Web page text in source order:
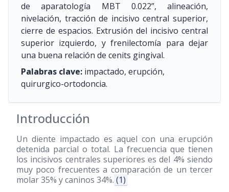
de aparatología MBT 0.022”, alineación,
nivelación, tracción de incisivo central superior,
cierre de espacios. Extrusión del incisivo central
superior izquierdo, y frenilectomía para dejar
una buena relación de cenits gingival.
Palabras clave: impactado, erupción,
quirurgico-ortodoncia.
Introducción
Un diente impactado es aquel con una erupción
detenida parcial o total. La frecuencia que tienen
los incisivos centrales superiores es del 4% siendo
muy poco frecuentes a comparación de un tercer
molar 35% y caninos 34%. (1)